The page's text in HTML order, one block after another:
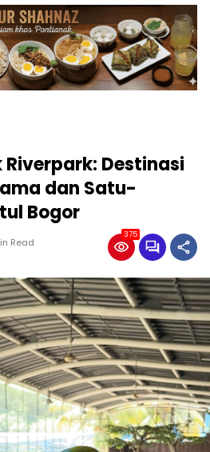
Riverpark: Destinasi
dan Satu-
Bogor
Read
375